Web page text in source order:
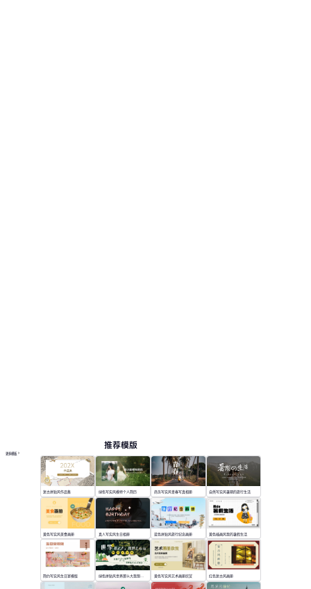
推荐模版
更多模板
复古拼贴风作品集 绿色写实风模特个人简历 商务写实风青春写真相册 自然写实风暑期的旅行生活
黄色写实风美食画册 真人写实风生日相册 蓝色拼贴风旅行纪念画册 黄色插画风我的暑假生活
简约写实风生日宴模版 黄色写实风艺术画册欣赏 红色复古风画册